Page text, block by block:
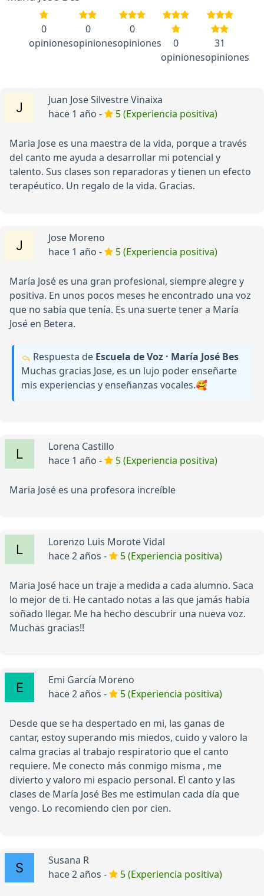
0
opiniones
0
opiniones
0
opiniones
0
opiniones
31
opiniones
Juan Jose Silvestre Vinaixa
hace 1 año -
5 (Experiencia positiva)
Maria Jose es una maestra de la vida, porque a través
del canto me ayuda a desarrollar mi potencial y
talento. Sus clases son reparadoras y tienen un efecto
terapéutico. Un regalo de la vida. Gracias.
Jose Moreno
hace 1 año -
5 (Experiencia positiva)
María José es una gran profesional, siempre alegre y
positiva. En unos pocos meses he encontrado una voz
que no sabía que tenía. Es una suerte tener a María
José en Betera.
Respuesta de Escuela de Voz · María José Bes
Muchas gracias Jose, es un lujo poder enseñarte
mis experiencias y enseñanzas vocales.🥰
Lorena Castillo
hace 1 año -
5 (Experiencia positiva)
Maria José es una profesora increíble
Lorenzo Luis Morote Vidal
hace 2 años -
5 (Experiencia positiva)
Maria José hace un traje a medida a cada alumno. Saca
lo mejor de ti. He cantado notas a las que jamás habia
soñado llegar. Me ha hecho descubrir una nueva voz.
Muchas gracias!!
Emi García Moreno
hace 2 años -
5 (Experiencia positiva)
Desde que se ha despertado en mi, las ganas de
cantar, estoy superando mis miedos, cuido y valoro la
calma gracias al trabajo respiratorio que el canto
requiere. Me conecto más conmigo misma , me
divierto y valoro mi espacio personal. El canto y las
clases de María José Bes me estimulan cada día que
vengo. Lo recomiendo cien por cien.
Susana R
hace 2 años -
5 (Experiencia positiva)